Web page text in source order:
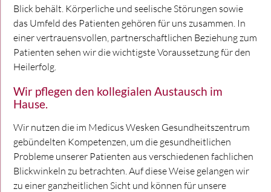
Blick behält. Körperliche und seelische Störungen sowie
das Umfeld des Patienten gehören für uns zusammen. In
einer vertrauensvollen, partnerschaftlichen Beziehung zum
Patienten sehen wir die wichtigste Voraussetzung für den
Heilerfolg.
Wir pflegen den kollegialen Austausch im
Hause.
Wir nutzen die im Medicus Wesken Gesundheitszentrum
gebündelten Kompetenzen, um die gesundheitlichen
Probleme unserer Patienten aus verschiedenen fachlichen
Blickwinkeln zu betrachten. Auf diese Weise gelangen wir
zu einer ganzheitlichen Sicht und können für unsere